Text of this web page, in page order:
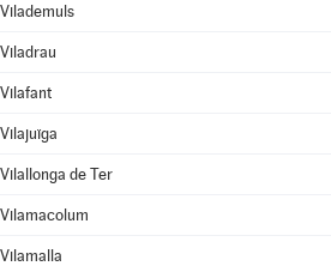
Vilademuls
Viladrau
Vilafant
Vilajuïga
Vilallonga de Ter
Vilamacolum
Vilamalla